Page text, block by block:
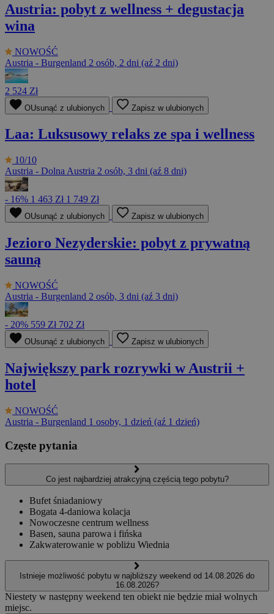
Austria: pobyt z wellness + degustacja
wina
NOWOŚĆ
Austria - Burgenland 2 osób, 2 dni (aź 2 dni)
2 524 Zł
OUsunąć z ulubionych Zapisz w ulubionych
Laa: Luksusowy relaks ze spa i wellness
10/10
Austria - Dolna Austria 2 osób, 3 dni (aź 8 dni)
- 16% 1 463 Zł 1 749 Zł
OUsunąć z ulubionych Zapisz w ulubionych
Jezioro Nezyderskie: pobyt z prywatną
sauną
NOWOŚĆ
Austria - Burgenland 2 osób, 3 dni (aź 3 dni)
- 20% 559 Zł 702 Zł
OUsunąć z ulubionych Zapisz w ulubionych
Największy park rozrywki w Austrii +
hotel
NOWOŚĆ
Austria - Burgenland 1 osoby, 1 dzień (aź 1 dzień)
Częste pytania
Co jest najbardziej atrakcyjną częścią tego pobytu?
Bufet śniadaniowy
Bogata 4-daniowa kolacja
Nowoczesne centrum wellness
Basen, sauna parowa i fińska
Zakwaterowanie w pobliżu Wiednia
Istnieje możliwość pobytu w najbliższy weekend od 14.08.2026 do
16.08.2026?
Niestety w następny weekend ten obiekt nie będzie miał wolnych
miejsc.